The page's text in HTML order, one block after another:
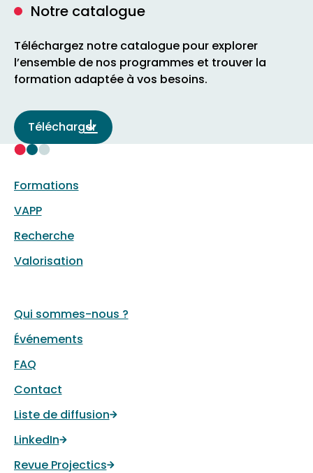
Notre catalogue
Téléchargez notre catalogue pour explorer
l’ensemble de nos programmes et trouver la
formation adaptée à vos besoins.
Télécharger
Formations
VAPP
Recherche
Valorisation
Qui sommes-nous ?
Événements
FAQ
Contact
Liste de diffusion
LinkedIn
Revue Projectics